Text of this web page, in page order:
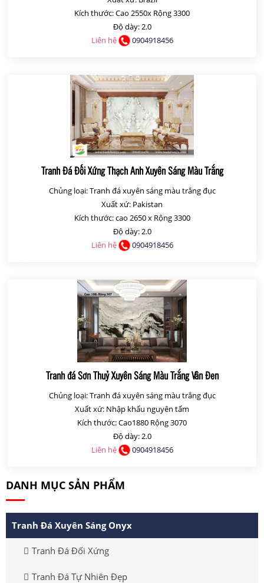
Kích thước: Cao 2550x Rộng 3300
Độ dày: 2.0
Liên hệ
0904918456
Tranh Đá Đối Xứng Thạch Anh Xuyên Sáng Màu Trắng
Chủng loại: Tranh đá xuyên sáng màu trắng đục
Xuất xứ: Pakistan
Kích thước: cao 2650 x Rộng 3300
Độ dày: 2.0
Liên hệ
0904918456
Tranh đá Sơn Thuỷ Xuyên Sáng Màu Trắng Vân Đen
Chủng loại: Tranh đá xuyên sáng màu trắng đục
Xuất xứ: Nhập khẩu nguyên tấm
Kích thước: Cao1880 Rộng 3070
Độ dày: 2.0
Liên hệ
0904918456
DANH MỤC SẢN PHẨM
Tranh Đá Xuyên Sáng Onyx
Tranh Đá Đối Xứng
Tranh Đá Tự Nhiên Đẹp